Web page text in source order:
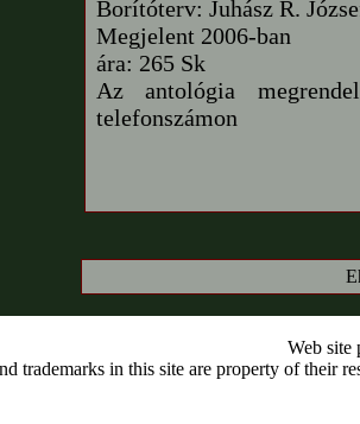
Borítóterv: Juhász R.
Megjelent 2006-ban
ára: 265 Sk
Az antológia
telefonszámon
Web site
trademarks in this site are property of their